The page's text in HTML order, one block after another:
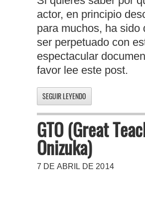
actor, en principio
para muchos, ha sido
ser perpetuado con
espectacular
favor lee este post.
SEGUIR LEYENDO
GTO (Great
Onizuka)
7 DE ABRIL DE 2014